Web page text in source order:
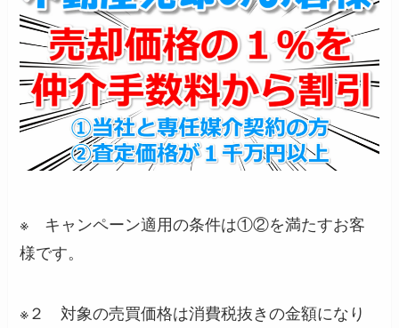
※ キャンペーン適用の条件は①②を満たすお客
様です。
※２ 対象の売買価格は消費税抜きの金額になり